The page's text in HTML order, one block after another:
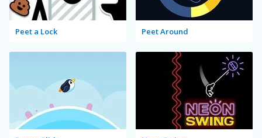
Peet a Lock Peet Around